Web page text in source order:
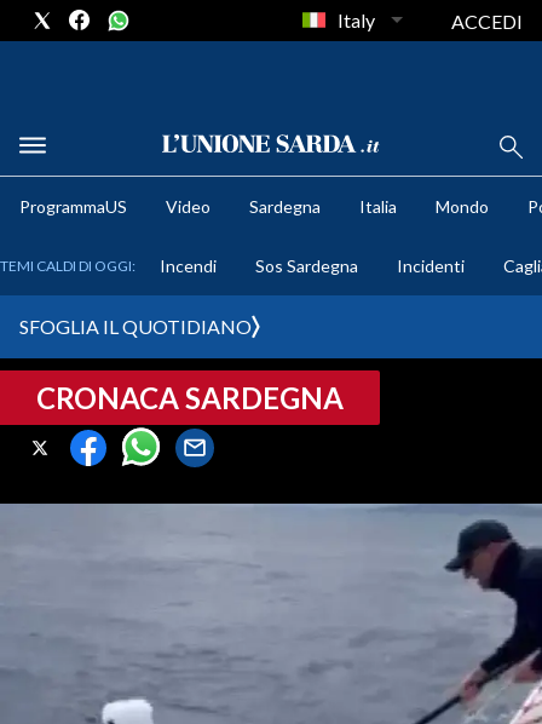
METEO
CRONACA SARDEGNA
CAGLIARI
NUORO E PROVINCIA
Italy ACCEDI
ProgrammaUS Video Sardegna Italia Mondo
TEMI CALDI DI OGGI: Incendi Sos Sardegna Incidenti
SFOGLIA IL QUOTIDIANO
CRONACA SARDEGNA